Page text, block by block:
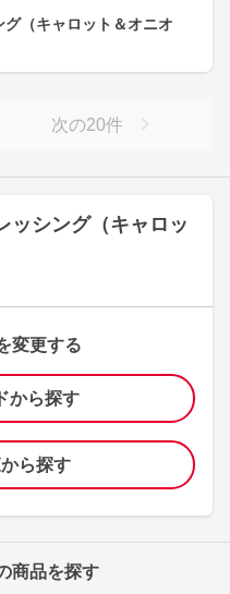
ッシング（キャロッ
変更する
から探す
ら探す
商品を探す
グ（キャロット＆オニオ
次の20件